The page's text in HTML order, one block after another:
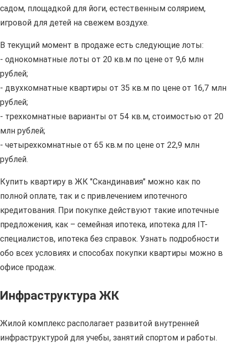
садом, площадкой для йоги, естественным солярием,
игровой для детей на свежем воздухе.
В текущий момент в продаже есть следующие лоты:
- однокомнатные лоты от 20 кв.м по цене от 9,6 млн
рублей;
- двухкомнатные квартиры от 35 кв.м по цене от 16,7 млн
рублей;
- трехкомнатные варианты от 54 кв.м, стоимостью от 20
млн рублей;
- четырехкомнатные от 65 кв.м по цене от 22,9 млн
рублей.
Купить квартиру в ЖК "Скандинавия" можно как по
полной оплате, так и с привлечением ипотечного
кредитования. При покупке действуют такие ипотечные
предложения, как – семейная ипотека, ипотека для IT-
специалистов, ипотека без справок. Узнать подробности
обо всех условиях и способах покупки квартиры можно в
офисе продаж.
Инфраструктура ЖК
Жилой комплекс располагает развитой внутренней
инфраструктурой для учебы, занятий спортом и работы.